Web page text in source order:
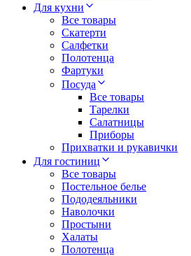
Для кухни
Все товары
Скатерти
Салфетки
Полотенца
Фартуки
Посуда
Все товары
Тарелки
Салатницы
Приборы
Прихватки и рукавички
Для гостиниц
Все товары
Постельное белье
Пододеяльники
Наволочки
Простыни
Халаты
Полотенца